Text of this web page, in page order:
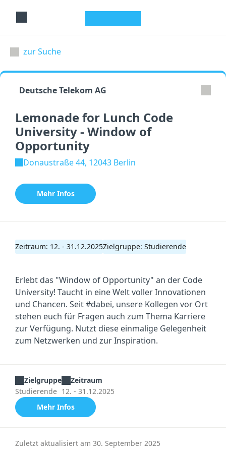
zur Suche
Deutsche Telekom AG
Lemonade for Lunch Code
University - Window of
Opportunity
Donaustraße 44, 12043 Berlin
Mehr Infos
Zeitraum: 12. - 31.12.2025Zielgruppe: Studierende
Erlebt das "Window of Opportunity" an der Code
University! Taucht in eine Welt voller Innovationen
und Chancen. Seit #dabei, unsere Kollegen vor Ort
stehen euch für Fragen auch zum Thema Karriere
zur Verfügung. Nutzt diese einmalige Gelegenheit
zum Netzwerken und zur Inspiration.
Zielgruppe
Studierende
Zeitraum
12. - 31.12.2025
Mehr Infos
Zuletzt aktualisiert am 30. September 2025